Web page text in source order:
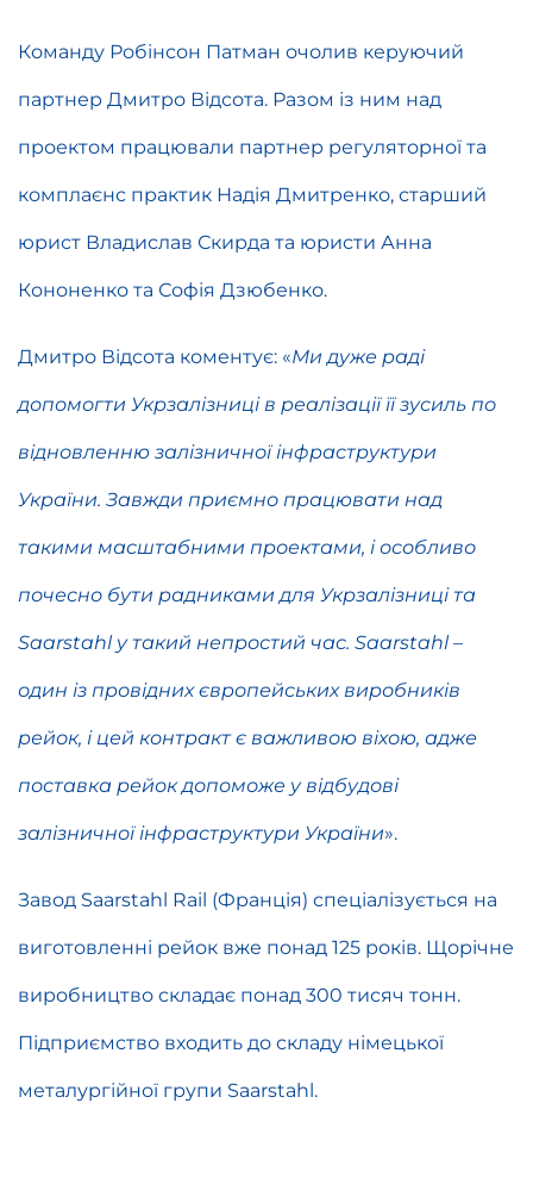
Команду Робінсон Патман очолив керуючий
партнер Дмитро Відсота. Разом із ним над
проектом працювали партнер регуляторної та
комплаєнс практик Надія Дмитренко, старший
юрист Владислав Скирда та юристи Анна
Кононенко та Софія Дзюбенко.
Дмитро Відсота коментує: «Ми дуже раді
допомогти Укрзалізниці в реалізації її зусиль по
відновленню залізничної інфраструктури
України. Завжди приємно працювати над
такими масштабними проектами, і особливо
почесно бути радниками для Укрзалізниці та
Saarstahl у такий непростий час. Saarstahl –
один із провідних європейських виробників
рейок, і цей контракт є важливою віхою, адже
поставка рейок допоможе у відбудові
залізничної інфраструктури України».
Завод Saarstahl Rail (Франція) спеціалізується на
виготовленні рейок вже понад 125 років. Щорічне
виробництво складає понад 300 тисяч тонн.
Підприємство входить до складу німецької
металургійної групи Saarstahl.